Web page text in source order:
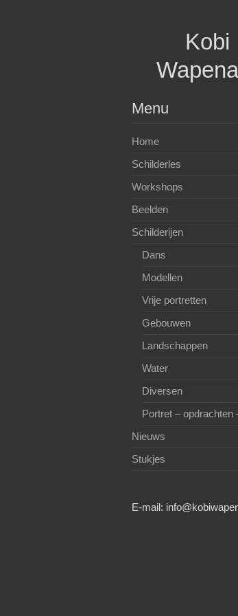
Kobi
Menu
Home
Schilderles
Workshops
Beelden
Schilderijen
Dans
Modellen
Vrije portretten
Gebouwen
Landschappen
Water
Diversen
Portret – opdrachten
Nieuws
Stukjes
E-mail: